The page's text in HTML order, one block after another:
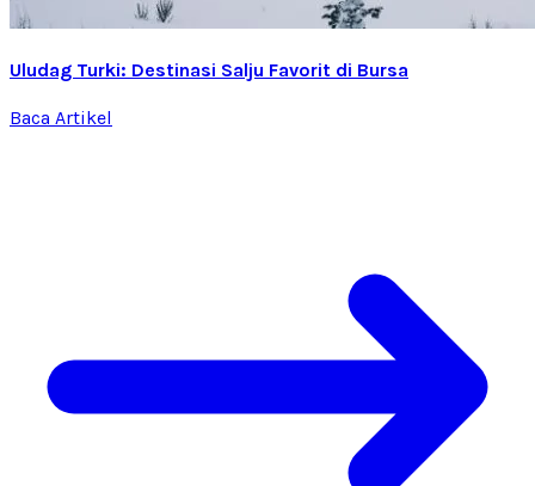
Uludag Turki: Destinasi Salju Favorit di Bursa
Baca Artikel